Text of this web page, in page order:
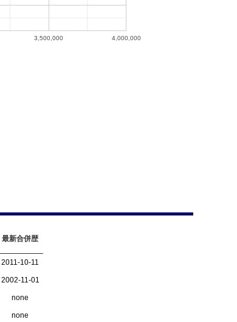
3,500,000 4,000,000
最新合併歴
2011-10-11
2002-11-01
none
none